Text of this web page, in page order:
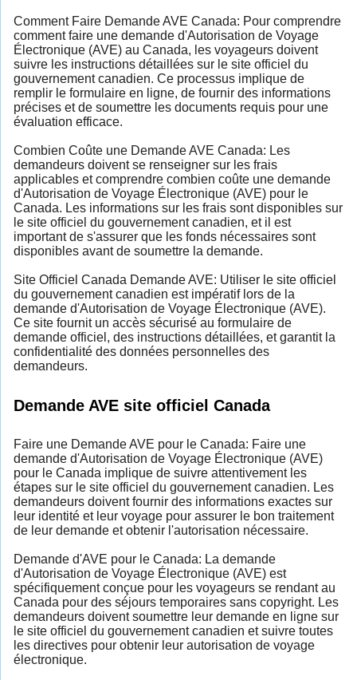
Comment Faire Demande AVE Canada: Pour comprendre
comment faire une demande d'Autorisation de Voyage
Électronique (AVE) au Canada, les voyageurs doivent
suivre les instructions détaillées sur le site officiel du
gouvernement canadien. Ce processus implique de
remplir le formulaire en ligne, de fournir des informations
précises et de soumettre les documents requis pour une
évaluation efficace.
Combien Coûte une Demande AVE Canada: Les
demandeurs doivent se renseigner sur les frais
applicables et comprendre combien coûte une demande
d'Autorisation de Voyage Électronique (AVE) pour le
Canada. Les informations sur les frais sont disponibles sur
le site officiel du gouvernement canadien, et il est
important de s'assurer que les fonds nécessaires sont
disponibles avant de soumettre la demande.
Site Officiel Canada Demande AVE: Utiliser le site officiel
du gouvernement canadien est impératif lors de la
demande d'Autorisation de Voyage Électronique (AVE).
Ce site fournit un accès sécurisé au formulaire de
demande officiel, des instructions détaillées, et garantit la
confidentialité des données personnelles des
demandeurs.
Demande AVE site officiel Canada
Faire une Demande AVE pour le Canada: Faire une
demande d'Autorisation de Voyage Électronique (AVE)
pour le Canada implique de suivre attentivement les
étapes sur le site officiel du gouvernement canadien. Les
demandeurs doivent fournir des informations exactes sur
leur identité et leur voyage pour assurer le bon traitement
de leur demande et obtenir l'autorisation nécessaire.
Demande d'AVE pour le Canada: La demande
d'Autorisation de Voyage Électronique (AVE) est
spécifiquement conçue pour les voyageurs se rendant au
Canada pour des séjours temporaires sans copyright. Les
demandeurs doivent soumettre leur demande en ligne sur
le site officiel du gouvernement canadien et suivre toutes
les directives pour obtenir leur autorisation de voyage
électronique.